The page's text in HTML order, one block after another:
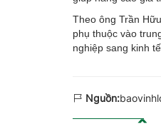
Theo ông Trần
phụ thuộc vào
nghiệp sang kinh
Nguồn: